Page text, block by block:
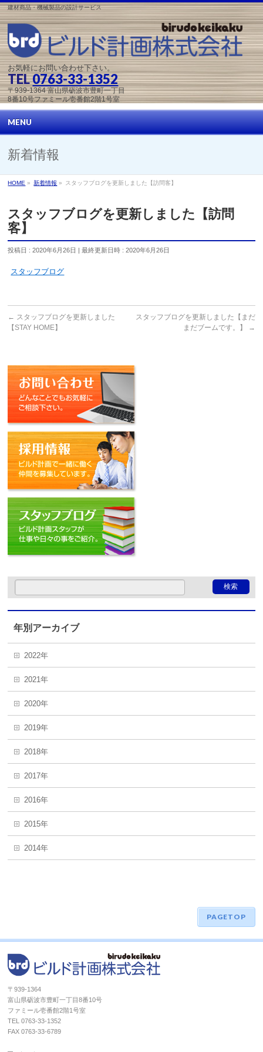
建材商品・機械製品の設計サービス
お気軽にお問い合わせ下さい。
TEL0763-33-1352
〒939-1364 富山県砺波市豊町一丁目
8番10号ファミール壱番館2階1号室
MENU
新着情報
HOME » 新着情報 » スタッフブログを更新しました【訪問客】
スタッフブログを更新しました【訪問
客】
投稿日 : 2020年6月26日 最終更新日時 : 2020年6月26日
スタッフブログ
← スタッフブログを更新しました
【STAY HOME】
スタッフブログを更新しました【まだ
まだブームです。】
→
年別アーカイブ
2022年
2021年
2020年
2019年
2018年
2017年
2016年
2015年
2014年
PAGETOP
〒939-1364
富山県砺波市豊町一丁目8番10号
ファミール壱番館2階1号室
TEL 0763-33-1352
FAX 0763-33-6789